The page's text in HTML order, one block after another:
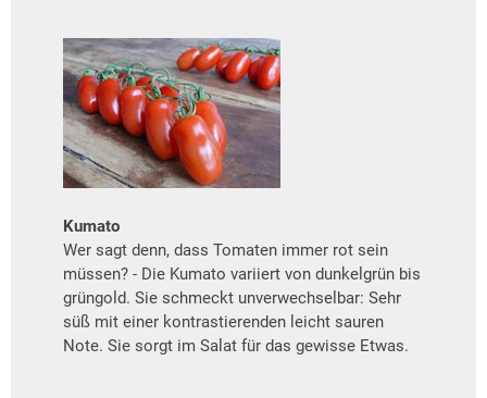
Kumato
Wer sagt denn, dass Tomaten immer rot sein
müssen? - Die Kumato variiert von dunkelgrün bis
grüngold. Sie schmeckt unverwechselbar: Sehr
süß mit einer kontrastierenden leicht sauren
Note. Sie sorgt im Salat für das gewisse Etwas.